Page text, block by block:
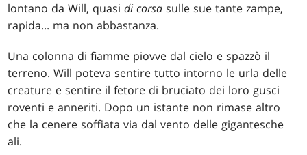
lontano da Will, quasidi corsa sulle sue tante zampe,
rapida... ma non abbastanza.
Una colonna di fiamme piovve dal cielo e spazzò il
terreno. Will poteva sentire tutto intorno le urla delle
creature e sentire il fetore di bruciato dei loro gusci
roventi e anneriti. Dopo un istante non rimase altro
che la cenere soffiata via dal vento delle gigantesche
ali.